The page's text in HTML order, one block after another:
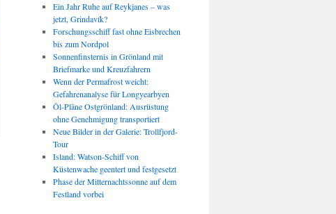
Ein Jahr Ruhe auf Reykjanes – was
jetzt, Grindavík?
Forschungsschiff fast ohne Eisbrechen
bis zum Nordpol
Sonnenfinsternis in Grönland mit
Briefmarke und Kreuzfahrern
Wenn der Permafrost weicht:
Gefahrenanalyse für Longyearbyen
Öl-Pläne Ostgrönland: Ausrüstung
ohne Genehmigung transportiert
Neue Bilder in der Galerie: Trollfjord-
Tour
Island: Watson-Schiff von
Küstenwache geentert und festgesetzt
Phase der Mitternachtssonne auf dem
Festland vorbei